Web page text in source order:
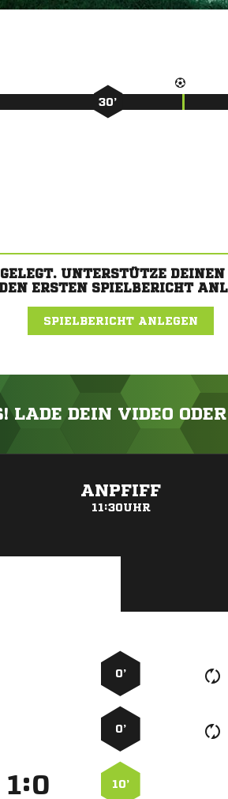
30’
UNTERSTÜTZE
ERSTEN SPIELBERICHT
SPIELBERICHT ANLEGEN
LADE DEIN VIDEO
ANPFIFF
11:30UHR
0’
0’
: 10’